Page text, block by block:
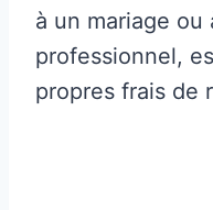
à un mariage
professionnel,
propres frais de